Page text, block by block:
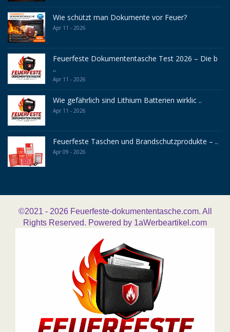
Wie schützt man Dokumente vor Feuer?
Apr 11 - 2026
Feuerfeste Dokumententasche Test 2026 – Die b
..
Apr 11 - 2026
Wie gefährlich sind Lithium Batterien wirklic ..
Apr 11 - 2026
Feuerfeste Taschen und Brandschutzprodukte – ..
Apr 09 - 2026
©2021 - 2026 Feuerfeste-dokumententasche.com. All
Rights Reserved. Powered by 1aWerbeartikel.com